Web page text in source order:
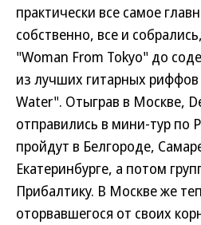
практически все самое
собственно, все и
"Woman From Tokyo" до
из лучших гитарных риффов
Water". Отыграв в Москве,
отправились в мини-тур по
пройдут в Белгороде,
Екатеринбурге, а потом
Прибалтику. В Москве же
оторвавшегося от своих